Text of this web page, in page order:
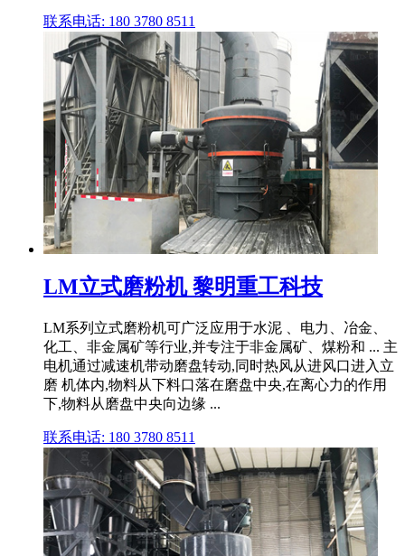
联系电话: 180 3780 8511
LM立式磨粉机 黎明重工科技
LM系列立式磨粉机可广泛应用于水泥 、电力、冶金、
化工、非金属矿等行业,并专注于非金属矿、煤粉和 ... 主
电机通过减速机带动磨盘转动,同时热风从进风口进入立
磨 机体内,物料从下料口落在磨盘中央,在离心力的作用
下,物料从磨盘中央向边缘 ...
联系电话: 180 3780 8511